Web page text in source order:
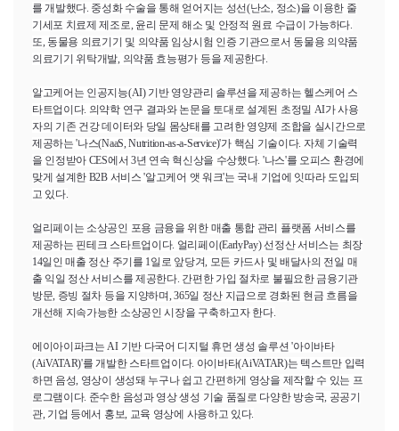
를 개발했다. 중성화 수술을 통해 얻어지는 성선(난소, 정소)을 이용한 줄
기세포 치료제 제조로, 윤리 문제 해소 및 안정적 원료 수급이 가능하다.
또, 동물용 의료기기 및 의약품 임상시험 인증 기관으로서 동물용 의약품
의료기기 위탁개발, 의약품 효능평가 등을 제공한다.
알고케어는 인공지능(AI) 기반 영양관리 솔루션을 제공하는 헬스케어 스
타트업이다. 의약학 연구 결과와 논문을 토대로 설계된 초정밀 AI가 사용
자의 기존 건강 데이터와 당일 몸상태를 고려한 영양제 조합을 실시간으로
제공하는 '나스(NaaS,Nutrition-as-a-Service)'가 핵심 기술이다. 자체 기술력
을 인정받아 CES에서 3년 연속 혁신상을 수상했다. '나스'를 오피스 환경에
맞게 설계한 B2B서비스 '알고케어 앳 워크'는 국내 기업에 잇따라 도입되
고 있다.
얼리페이는 소상공인 포용 금융을 위한 매출 통합 관리 플랫폼 서비스를
제공하는 핀테크 스타트업이다. 얼리페이(EarlyPay) 선정산 서비스는 최장
14일인 매출 정산 주기를 1일로 앞당겨, 모든 카드사 및 배달사의 전일 매
출 익일 정산 서비스를 제공한다. 간편한 가입 절차로 불필요한 금융기관
방문, 증빙 절차 등을 지양하며, 365일 정산 지급으로 경화된 현금 흐름을
개선해 지속가능한 소상공인 시장을 구축하고자 한다.
에이아이파크는AI기반 다국어 디지털 휴먼 생성 솔루션 '아이바타
(AiVATAR)'를 개발한 스타트업이다. 아이바타(AiVATAR)는 텍스트만 입력
하면 음성, 영상이 생성돼 누구나 쉽고 간편하게 영상을 제작할 수 있는 프
로그램이다. 준수한 음성과 영상 생성 기술 품질로 다양한 방송국, 공공기
관, 기업 등에서 홍보, 교육 영상에 사용하고 있다.